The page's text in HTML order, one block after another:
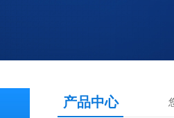
产品中心